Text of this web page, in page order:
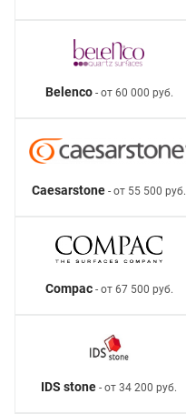
Belenco- от 60 000 руб.
Caesarstone - от 55 500 руб.
Compac- от 67 500 руб.
IDS stone - от 34 200 руб.